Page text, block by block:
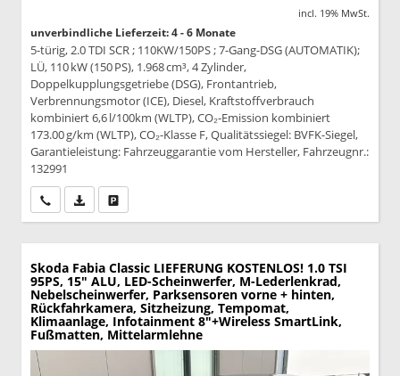
incl. 19% MwSt.
unverbindliche Lieferzeit: 4 - 6 Monate
5-türig, 2.0 TDI SCR ; 110KW/150PS ; 7-Gang-DSG (AUTOMATIK);
LÜ, 110 kW (150 PS), 1.968 cm³, 4 Zylinder,
Doppelkupplungsgetriebe (DSG), Frontantrieb,
Verbrennungsmotor (ICE), Diesel, Kraftstoffverbrauch
kombiniert 6,6 l/100km (WLTP), CO₂-Emission kombiniert
173.00 g/km (WLTP), CO₂-Klasse F, Qualitätssiegel: BVFK-Siegel,
Garantieleistung: Fahrzeuggarantie vom Hersteller, Fahrzeugnr.:
132991
Wir rufen Sie anPDF-Datei, Fahrzeugexposé drucken
Skoda Fabia Classic LIEFERUNG KOSTENLOS! 1.0 TSI
95PS, 15" ALU, LED-Scheinwerfer, M-Lederlenkrad,
Nebelscheinwerfer, Parksensoren vorne + hinten,
Rückfahrkamera, Sitzheizung, Tempomat,
Klimaanlage, Infotainment 8"+Wireless SmartLink,
Fußmatten, Mittelarmlehne